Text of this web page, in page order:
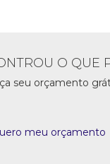
O QUE
seu orçamento
meu orçamento